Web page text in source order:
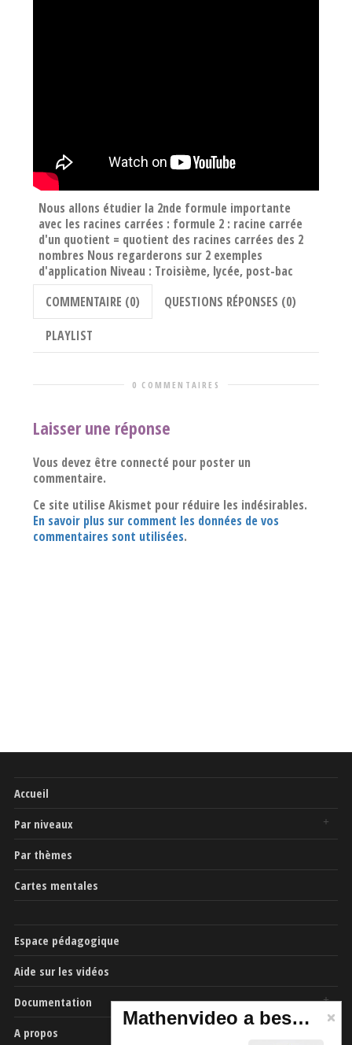
Nous allons étudier la 2nde formule importante
avec les racines carrées : formule 2 : racine carrée
d'un quotient = quotient des racines carrées des 2
nombres Nous regarderons sur 2 exemples
d'application Niveau : Troisième, lycée, post-bac
COMMENTAIRE (0)
QUESTIONS RÉPONSES (0)
PLAYLIST
0 COMMENTAIRES
Laisser une réponse
Vous devez être connecté pour poster un
commentaire.
Ce site utilise Akismet pour réduire les indésirables.
En savoir plus sur comment les données de vos
commentaires sont utilisées.
Accueil
Par niveaux
Par thèmes
Cartes mentales
Espace pédagogique
Aide sur les vidéos
Documentation
A propos
Mathenvideo a besoin de vous